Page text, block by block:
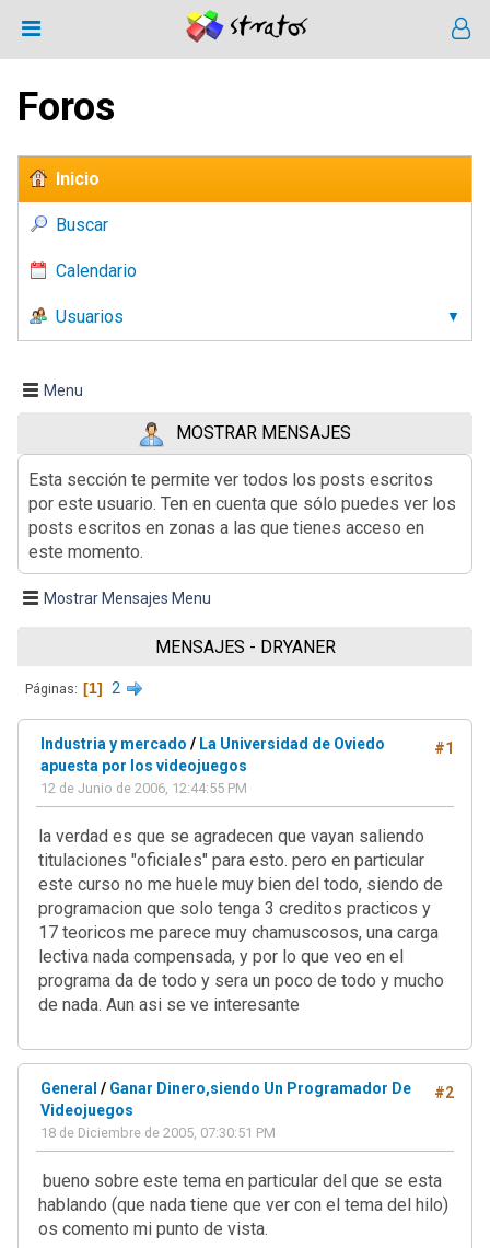
Foros
Inicio
Buscar
Calendario
Usuarios
Menu
MOSTRAR MENSAJES
Esta sección te permite ver todos los posts escritos
por este usuario. Ten en cuenta que sólo puedes ver los
posts escritos en zonas a las que tienes acceso en
este momento.
Mostrar Mensajes Menu
MENSAJES - DRYANER
Páginas 1 2
#1
Industria y mercado / La Universidad de Oviedo
apuesta por los videojuegos
12 de Junio de 2006, 12:44:55 PM
la verdad es que se agradecen que vayan saliendo
titulaciones "oficiales" para esto. pero en particular
este curso no me huele muy bien del todo, siendo de
programacion que solo tenga 3 creditos practicos y
17 teoricos me parece muy chamuscosos, una carga
lectiva nada compensada, y por lo que veo en el
programa da de todo y sera un poco de todo y mucho
de nada. Aun asi se ve interesante
#2
General / Ganar Dinero,siendo Un Programador De
Videojuegos
18 de Diciembre de 2005, 07:30:51 PM
bueno sobre este tema en particular del que se esta
hablando (que nada tiene que ver con el tema del hilo)
os comento mi punto de vista.